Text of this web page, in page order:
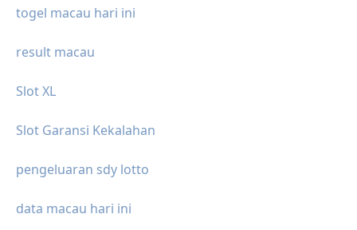
togel macau hari ini
result macau
Slot XL
Slot Garansi Kekalahan
pengeluaran sdy lotto
data macau hari ini